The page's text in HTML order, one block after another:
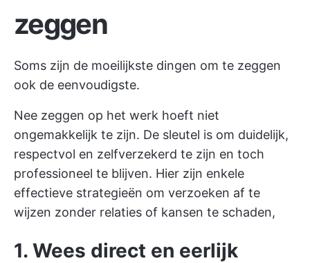
zeggen
Soms zijn de moeilijkste dingen om te zeggen
ook de eenvoudigste.
Nee zeggen op het werk hoeft niet
ongemakkelijk te zijn. De sleutel is om duidelijk,
respectvol en zelfverzekerd te zijn en toch
professioneel te blijven. Hier zijn enkele
effectieve strategieën om verzoeken af te
wijzen zonder relaties of kansen te schaden,
1. Wees direct en eerlijk